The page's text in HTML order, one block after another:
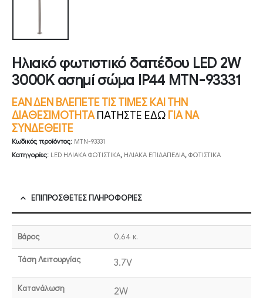
Ηλιακό φωτιστικό δαπέδου LED 2W
3000K ασημί σώμα IP44 MTN-93331
ΕΑΝ ΔΕΝ ΒΛΕΠΕΤΕ ΤΙΣ ΤΙΜΕΣ ΚΑΙ ΤΗΝ
ΔΙΑΘΕΣΙΜΟΤΗΤΑ ΠΑΤΗΣΤΕ ΕΔΩ ΓΙΑ ΝΑ
ΣΥΝΔΕΘΕΙΤΕ
Κωδικός προϊόντος: MTN-93331
Κατηγορίες: LED ΗΛΙΑΚΑ ΦΩΤΙΣΤΙΚΑ, ΗΛΙΑΚΑ ΕΠΙΔΑΠΕΔΙΑ, ΦΩΤΙΣΤΙΚΑ
ΕΠΙΠΡΌΣΘΕΤΕΣ ΠΛΗΡΟΦΟΡΊΕΣ
Βάρος 0,64 κ.
Τάση Λειτουργίας 3.7V
Κατανάλωση 2W